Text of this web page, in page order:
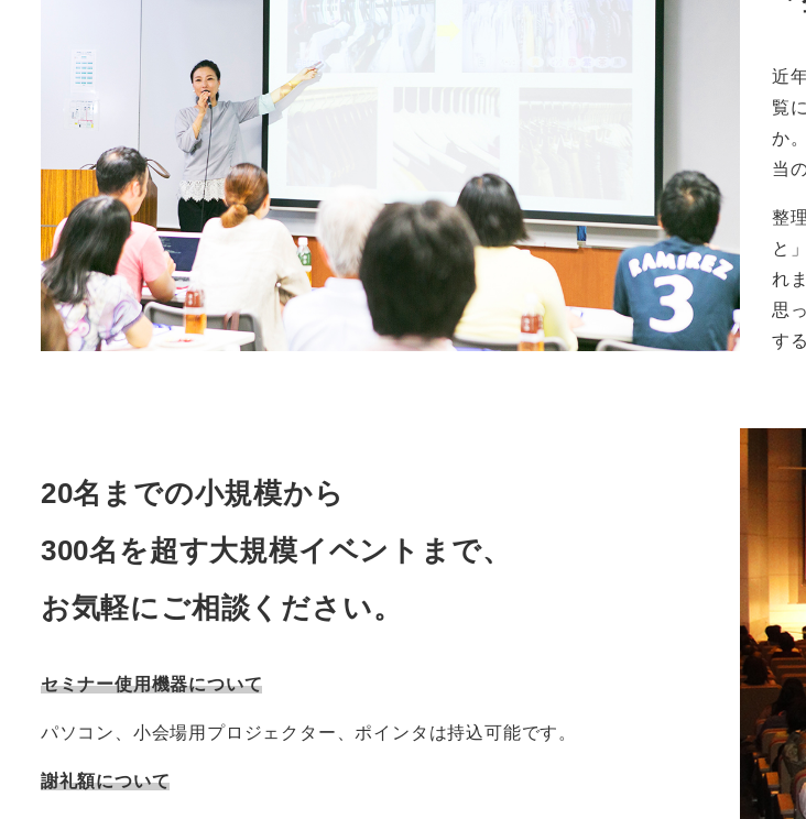
近
覧
か
当
整
と
れ
思
す
20名までの小規模から
300名を超す大規模イベントまで、
お気軽にご相談ください。
セミナー使用機器について
パソコン、小会場用プロジェクター、ポインタは持込可能です。
謝礼額について